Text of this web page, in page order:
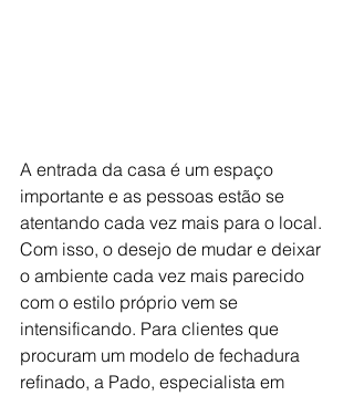
A entrada da casa é um espaço
importante e as pessoas estão se
atentando cada vez mais para o local.
Com isso, o desejo de mudar e deixar
o ambiente cada vez mais parecido
com o estilo próprio vem se
intensificando. Para clientes que
procuram um modelo de fechadura
refinado, a Pado, especialista em